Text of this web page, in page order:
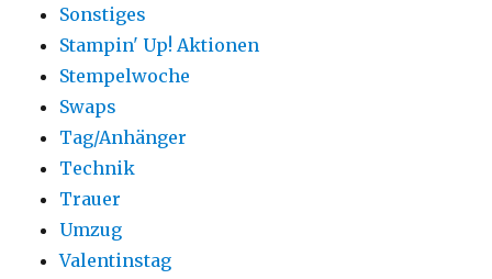
Sonstiges
Stampin' Up! Aktionen
Stempelwoche
Swaps
Tag/Anhänger
Technik
Trauer
Umzug
Valentinstag